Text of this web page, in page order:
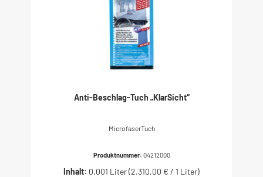
Anti-Beschlag-Tuch „KlarSicht“
MicrofaserTuch
Produktnummer: 04212000
Inhalt: 0.001 Liter(2.310,00 € / 1 Liter)